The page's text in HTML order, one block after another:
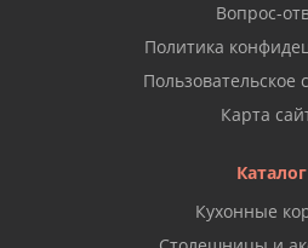
Вопрос-
Политика
Пользовательское
Карта
Каталог
Кухонные